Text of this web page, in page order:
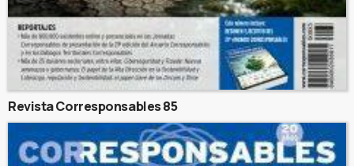
Revista Corresponsables 85